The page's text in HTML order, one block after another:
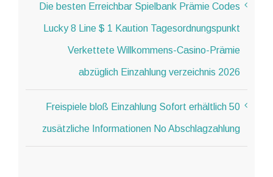
Die besten Erreichbar Spielbank Prämie Codes
Lucky 8 Line $ 1 Kaution Tagesordnungspunkt
Verkettete Willkommens-Casino-Prämie
abzüglich Einzahlung verzeichnis 2026
50 Freispiele bloß Einzahlung Sofort erhältlich
zusätzliche Informationen No Abschlagzahlung